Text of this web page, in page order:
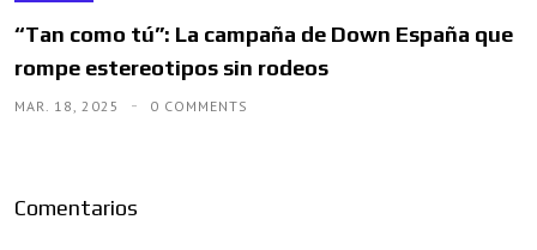
“Tan como tú”: La campaña de Down España que
rompe estereotipos sin rodeos
MAR. 18, 2025 0 COMMENTS
Comentarios